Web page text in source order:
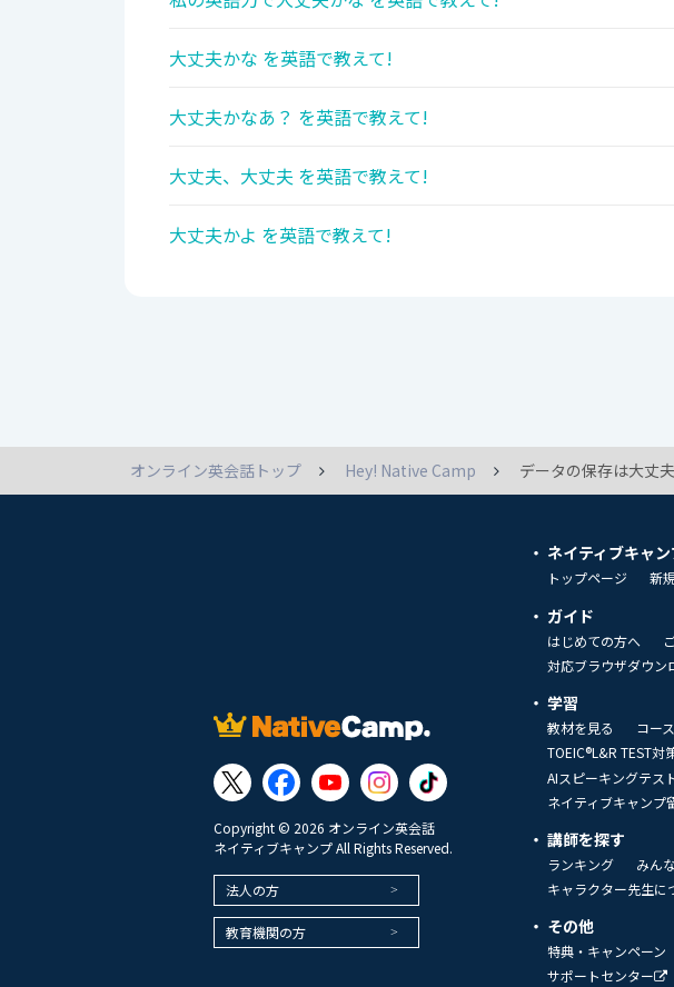
大丈夫かな を英語で教えて!
大丈夫かなあ？ を英語で教えて!
大丈夫、大丈夫 を英語で教えて!
大丈夫かよ を英語で教えて!
オンライン英会話トップ Hey! Native Camp データの保存は大丈
Copyright © 2026 オンライン英会話
ネイティブキャンプ All Rights Reserved.
法人の方
教育機関の方
ネイティブキャ
トップページ 新
ガイド
はじめての方へ
対応ブラウザダウン
学習
教材を見る コー
TOEIC®L&R TEST対
AIスピーキングテス
ネイティブキャンプ
講師を探す
ランキング みん
キャラクター先生に
その他
特典・キャンペーン
サポートセンター